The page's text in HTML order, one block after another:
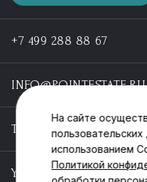
+7 499 288 88 67
INFO@POINTESTATE.RU
TELEGRAM
YOUTUBE
На сайте
использованием
Политикой